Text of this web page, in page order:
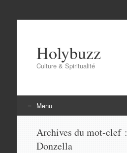
Holybuzz
Culture & Spiritualité
Menu
contenu
Archives du mot-clef :
Donzella